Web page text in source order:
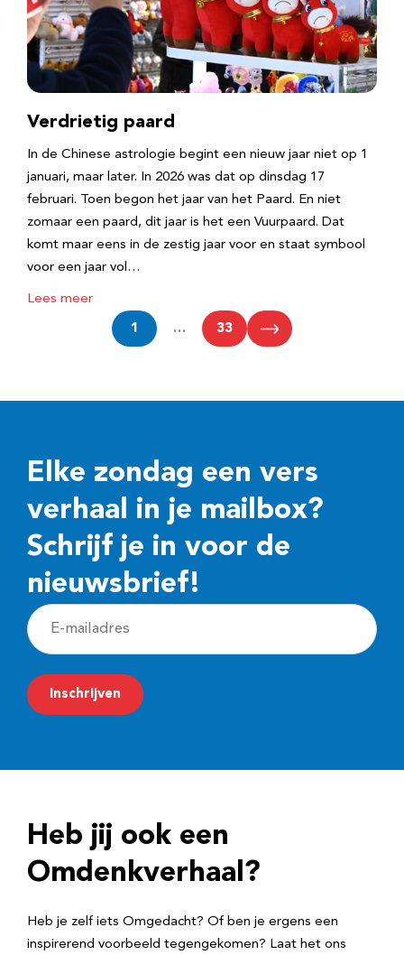
Verdrietig paard
In de Chinese astrologie begint een nieuw jaar niet op 1
januari, maar later. In 2026 was dat op dinsdag 17
februari. Toen begon het jaar van het Paard. En niet
zomaar een paard, dit jaar is het een Vuurpaard. Dat
komt maar eens in de zestig jaar voor en staat symbool
voor een jaar vol…
Lees meer
1 … 33
Elke zondag een vers
verhaal in je mailbox?
Schrijf je in voor de
nieuwsbrief!
E
-
m
a
r
e
Inschrijven
Heb jij ook een
Omdenkverhaal?
Heb je zelf iets Omgedacht? Of ben je ergens een
inspirerend voorbeeld tegengekomen? Laat het ons